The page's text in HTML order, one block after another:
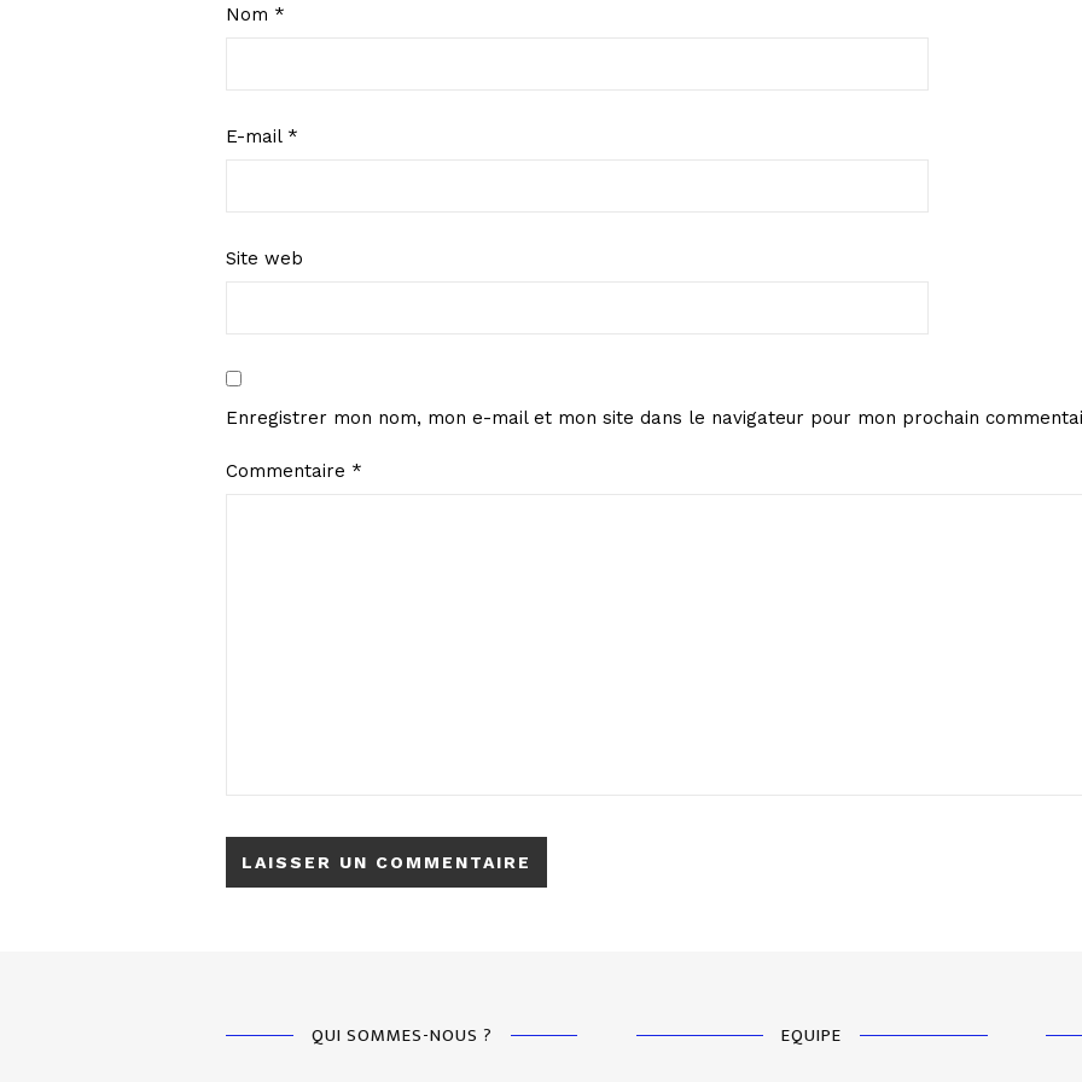
Nom *
E-mail *
Site web
Enregistrer mon nom, mon e-mail et mon site dans le navigateur pour mon prochain
Commentaire *
QUI SOMMES-NOUS ? EQUIPE